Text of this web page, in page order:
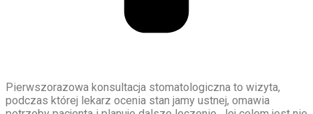
Pierwszorazowa konsultacja stomatologiczna to wizyta,
podczas której lekarz ocenia stan jamy ustnej, omawia